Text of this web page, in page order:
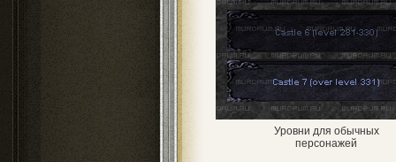
Уровни для обычных
персонажей